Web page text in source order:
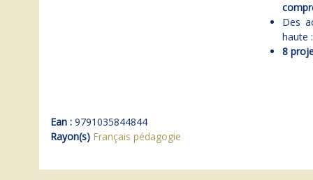
Des
haute
8
Ean : 9791035844844
Rayon(s) Français pédagogie